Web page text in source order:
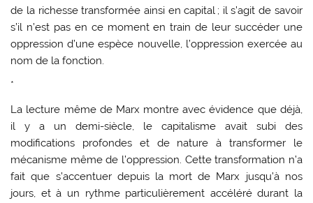
de la richesse transformée ainsi en capital ; il s’agit de savoir
s’il n’est pas en ce moment en train de leur succéder une
oppression d’une espèce nouvelle, l’oppression exercée au
nom de la fonction.
*
La lecture même de Marx montre avec évidence que déjà,
il y a un demi-siècle, le capitalisme avait subi des
modifications profondes et de nature à transformer le
mécanisme même de l’oppression. Cette transformation n’a
fait que s’accentuer depuis la mort de Marx jusqu’à nos
jours, et à un rythme particulièrement accéléré durant la